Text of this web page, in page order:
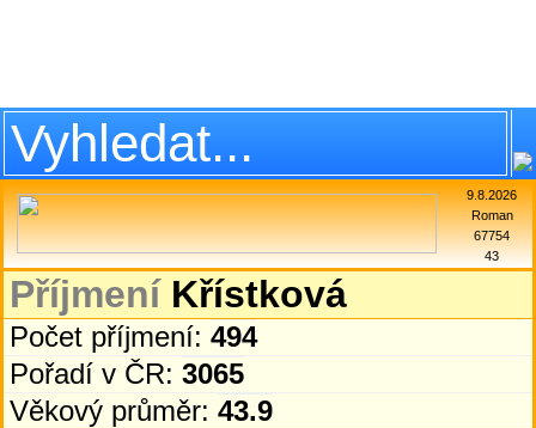
9.8.2026
Roman
67754
43
PříjmeníKřístková
Počet příjmení: 494
Pořadí v ČR: 3065
Věkový průměr: 43.9